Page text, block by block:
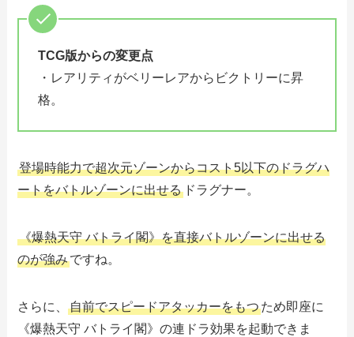
TCG版からの変更点
・レアリティがベリーレアからビクトリーに昇
格。
登場時能力で超次元ゾーンからコスト5以下のドラグハ
ートをバトルゾーンに出せる ドラグナー。
《爆熱天守 バトライ閣》を直接バトルゾーンに出せる
のが強みですね。
さらに、自前でスピードアタッカーをもつため即座に
《爆熱天守 バトライ閣》の連ドラ効果を起動できま